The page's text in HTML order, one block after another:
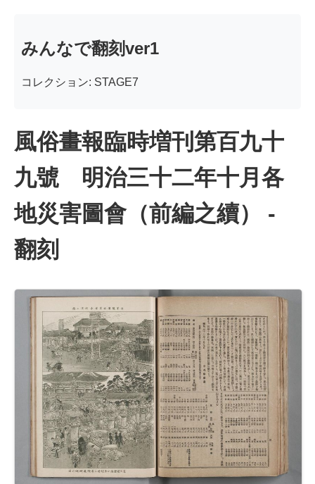
みんなで翻刻ver1
コレクション: STAGE7
風俗畫報臨時増刊第百九十
九號 明治三十二年十月各
地災害圖會（前編之續） -
翻刻